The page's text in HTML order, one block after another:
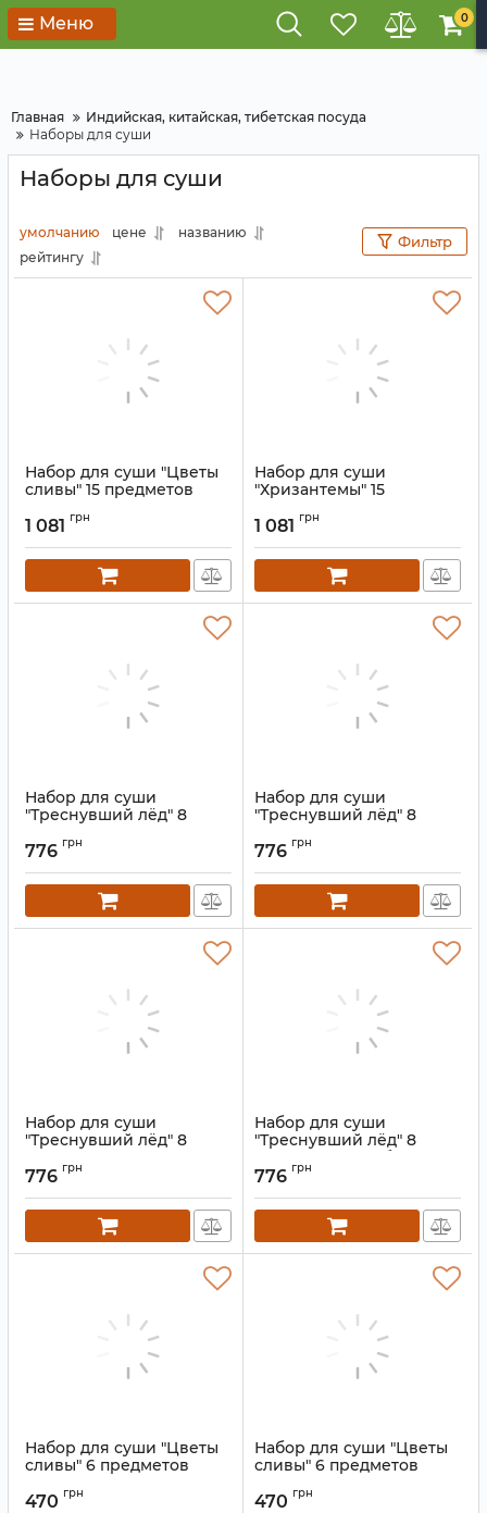
Меню 0
Главная
Индийская, китайская, тибетская посуда
Наборы для суши
Наборы для суши
умолчанию цене
названию
рейтингу
Фильтр
Набор для суши "Цветы
сливы" 15 предметов
1 081 грн
Набор для суши
"Хризантемы" 15
Артикул:
1 081 грн
Набор для суши
"Треснувший лёд" 8
Артикул:
776 грн
Набор для суши
"Треснувший лёд" 8
Артикул:
776 грн
Набор для суши
"Треснувший лёд" 8
Артикул:
776 грн
Набор для суши
"Треснувший лёд" 8
предметов Голубой
Артикул:
776 грн
Набор для суши "Цветы
сливы" 6 предметов
Артикул:
470 грн
Набор для суши "Цветы
сливы" 6 предметов
Артикул:
470 грн